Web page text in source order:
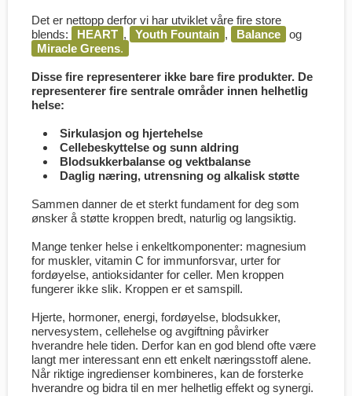
Det er nettopp derfor vi har utviklet våre fire store
blends:
HEART , Youth Fountain , Balance
og
Miracle Greens.
Disse fire representerer ikke bare fire produkter. De
representerer fire sentrale områder innen helhetlig
helse:
Sirkulasjon og hjertehelse
Cellebeskyttelse og sunn aldring
Blodsukkerbalanse og vektbalanse
Daglig næring, utrensning og alkalisk støtte
Sammen danner de et sterkt fundament for deg som
ønsker å støtte kroppen bredt, naturlig og langsiktig.
Mange tenker helse i enkeltkomponenter: magnesium
for muskler, vitamin C for immunforsvar, urter for
fordøyelse, antioksidanter for celler. Men kroppen
fungerer ikke slik. Kroppen er et samspill.
Hjerte, hormoner, energi, fordøyelse, blodsukker,
nervesystem, cellehelse og avgiftning påvirker
hverandre hele tiden. Derfor kan en god blend ofte være
langt mer interessant enn ett enkelt næringsstoff alene.
Når riktige ingredienser kombineres, kan de forsterke
hverandre og bidra til en mer helhetlig effekt og synergi.